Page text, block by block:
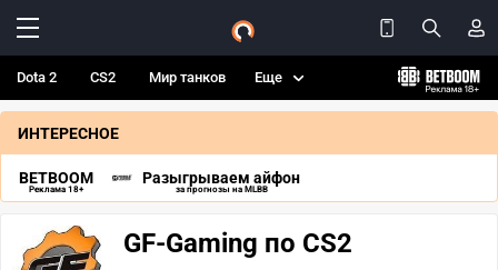
Dota 2 CS2 Мир танков Еще
ИНТЕРЕСНОЕ
BETBOOM
Реклама 18+
Разыгрываем айфон
за прогнозы на MLBB
GF-Gaming по CS2